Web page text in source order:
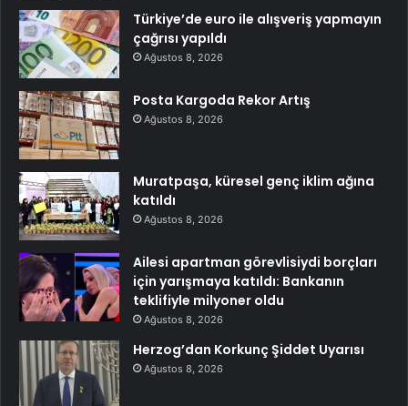
Türkiye’de euro ile alışveriş yapmayın
çağrısı yapıldı
Ağustos 8, 2026
Posta Kargoda Rekor Artış
Ağustos 8, 2026
Muratpaşa, küresel genç iklim ağına
katıldı
Ağustos 8, 2026
Ailesi apartman görevlisiydi borçları
için yarışmaya katıldı: Bankanın
teklifiyle milyoner oldu
Ağustos 8, 2026
Herzog’dan Korkunç Şiddet Uyarısı
Ağustos 8, 2026